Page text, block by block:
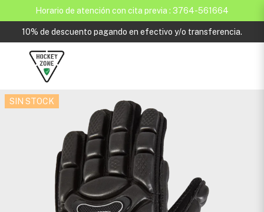
Horario de atención con cita previa : 3764-561664
10% de descuento pagando en efectivo y/o transferencia.
SIN STOCK